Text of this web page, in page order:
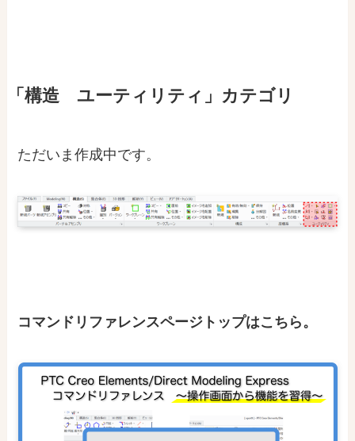
「構造 ユーティリティ」カテゴリ
ただいま作成中です。
コマンドリファレンスページトップはこちら。